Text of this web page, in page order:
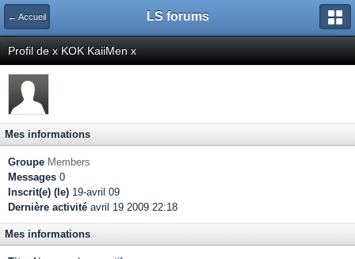
← Accueil LS forums
Profil de x KOK KaiiMen x
Mes informations
Groupe Members
Messages 0
Inscrit(e) (le) 19-avril 09
Dernière activité avril 19 2009 22:18
Mes informations